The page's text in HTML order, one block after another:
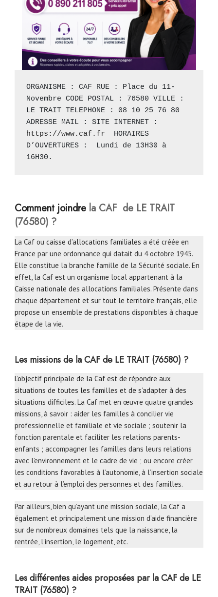
ORGANISME : CAF RUE : Place du 11-
Novembre CODE POSTAL : 76580 VILLE :
LE TRAIT TELEPHONE : 08 10 25 76 80
https://www.caf.fr
  HORAIRES
D’OUVERTURES :  Lundi de 13H30 à
16H30.
Comment joindre la CAF de LE TRAIT
(76580) ?
La Caf ou caisse d’allocations familiales a été créée en
France par une ordonnance qui datait du 4 octobre 1945.
Elle constitue la branche famille de la Sécurité sociale. En
effet, la Caf est un organisme local appartenant à la
Caisse nationale des allocations familiales. Présente dans
chaque département et sur tout le territoire français, elle
propose un ensemble de prestations disponibles à chaque
étape de la vie.
Les missions de la CAF de LE TRAIT (76580) ?
L’objectif principale de la Caf est de répondre aux
situations de toutes les familles et de s’adapter à des
situations difficiles. La Caf met en œuvre quatre grandes
missions, à savoir : aider les familles à concilier vie
professionnelle et familiale et vie sociale ; soutenir la
fonction parentale et faciliter les relations parents-
enfants ; accompagner les familles dans leurs relations
avec l’environnement et le cadre de vie ; ou encore créer
les conditions favorables à l’autonomie, à l’insertion sociale
et au retour à l’emploi des personnes et des familles.
Par ailleurs, bien qu’ayant une mission sociale, la Caf a
également et principalement une mission d’aide financière
sur de nombreux domaines tels que la naissance, la
rentrée, l’insertion, le logement, etc.
Les différentes aides proposées par la CAF de LE
TRAIT (76580) ?